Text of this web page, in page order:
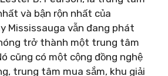
và bận rộn nhất của
Mississauga vẫn đang phát
trở thành một trung tâm
cũng có một cộng đồng nghệ
trung tâm mua sắm, khu giải